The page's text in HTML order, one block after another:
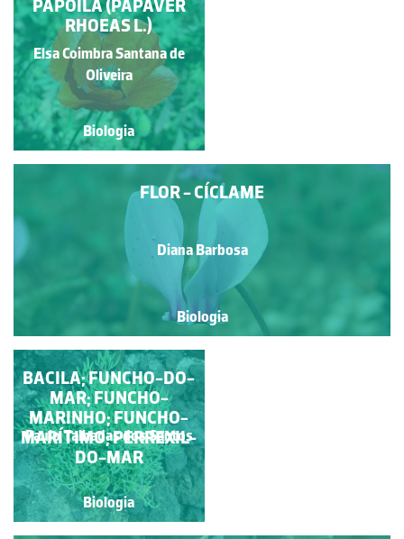
FLOR DE JACINTO-DE-
ÁGUA
Diana Barbosa
Biologia
FLOR - CÍCLAME
Diana Barbosa
Biologia
PAPOILA (PAPAVER
RHOEAS L.)
Elsa Coimbra Santana de
Oliveira
Biologia
ROSA-ALBARDEIRA
Ines Paulino
Biologia
BACILA; FUNCHO-DO-
MAR; FUNCHO-
MARINHO; FUNCHO-
MARÍTIMO; PERREXIL-
DO-MAR
Paulo Talhadas dos Santos
Biologia